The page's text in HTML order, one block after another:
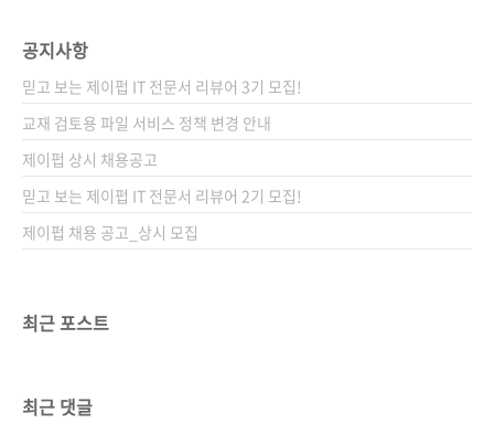
공지사항
믿고 보는 제이펍 IT 전문서 리뷰어 3기 모집!
교재 검토용 파일 서비스 정책 변경 안내
제이펍 상시 채용공고
믿고 보는 제이펍 IT 전문서 리뷰어 2기 모집!
제이펍 채용 공고_상시 모집
최근 포스트
최근 댓글